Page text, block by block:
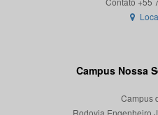
Campus Nossa
Campus